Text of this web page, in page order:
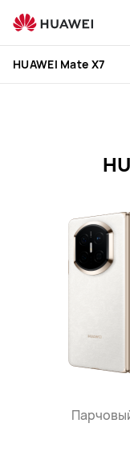
Характеристики
HUAWEI
Mate
X7HUAWEI Mate X7